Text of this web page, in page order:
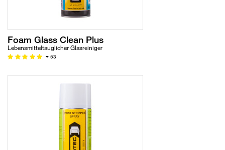
Foam Glass Clean Plus
Lebensmitteltauglicher Glasreiniger
53